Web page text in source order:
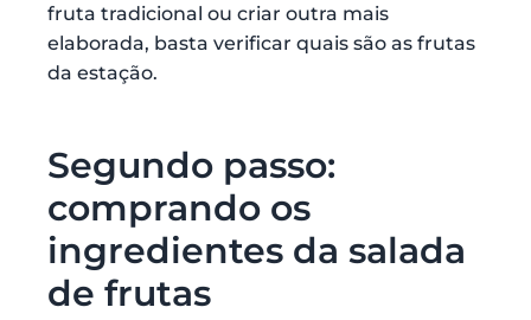
fruta tradicional ou criar outra mais
elaborada, basta verificar quais são as frutas
da estação.
Segundo passo:
comprando os
ingredientes da salada
de frutas